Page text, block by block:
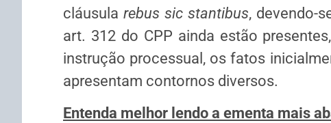
cláusula rebus sic stantibus, devendo-
art. 312 do CPP ainda estão
instrução processual, os fatos
apresentam contornos diversos.
Entenda melhor lendo a ementa mais